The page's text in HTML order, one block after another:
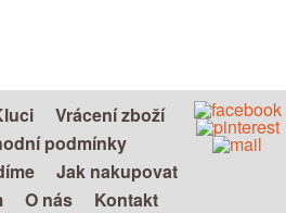
Vrácení zboží
podmínky
Jak nakupovat
O nás Kontakt